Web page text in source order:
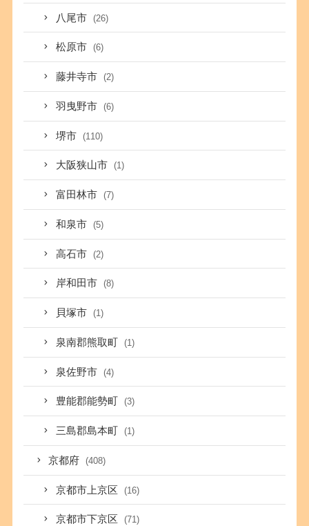
八尾市 (26)
松原市 (6)
藤井寺市 (2)
羽曳野市 (6)
堺市 (110)
大阪狭山市 (1)
富田林市 (7)
和泉市 (5)
高石市 (2)
岸和田市 (8)
貝塚市 (1)
泉南郡熊取町 (1)
泉佐野市 (4)
豊能郡能勢町 (3)
三島郡島本町 (1)
京都府 (408)
京都市上京区 (16)
京都市下京区 (71)